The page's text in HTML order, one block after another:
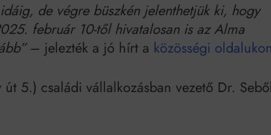
de végre büszkén jelenthetjük ki, hogy
február 10-től hivatalosan is az Alma
– jelezték a jó hírt a közösségi
5.) családi vállalkozásban vezető Dr.